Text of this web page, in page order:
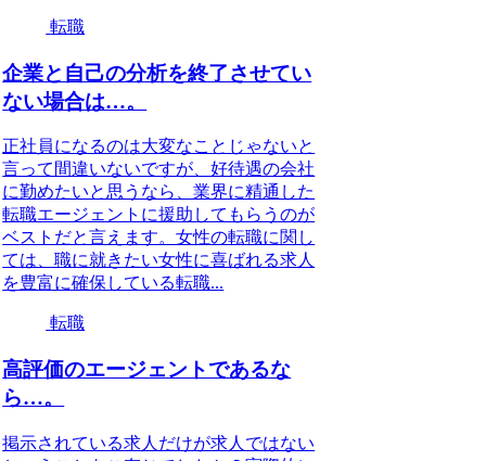
転職
企業と自己の分析を終了させてい
ない場合は…。
正社員になるのは大変なことじゃないと
言って間違いないですが、好待遇の会社
に勤めたいと思うなら、業界に精通した
転職エージェントに援助してもらうのが
ベストだと言えます。女性の転職に関し
ては、職に就きたい女性に喜ばれる求人
を豊富に確保している転職...
転職
高評価のエージェントであるな
ら…。
掲示されている求人だけが求人ではない